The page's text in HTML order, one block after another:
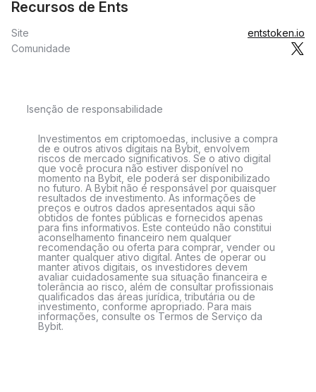
Recursos de Ents
Site
entstoken.io
Comunidade
Isenção de responsabilidade
Investimentos em criptomoedas, inclusive a compra
de e outros ativos digitais na Bybit, envolvem
riscos de mercado significativos. Se o ativo digital
que você procura não estiver disponível no
momento na Bybit, ele poderá ser disponibilizado
no futuro. A Bybit não é responsável por quaisquer
resultados de investimento. As informações de
preços e outros dados apresentados aqui são
obtidos de fontes públicas e fornecidos apenas
para fins informativos. Este conteúdo não constitui
aconselhamento financeiro nem qualquer
recomendação ou oferta para comprar, vender ou
manter qualquer ativo digital. Antes de operar ou
manter ativos digitais, os investidores devem
avaliar cuidadosamente sua situação financeira e
tolerância ao risco, além de consultar profissionais
qualificados das áreas jurídica, tributária ou de
investimento, conforme apropriado. Para mais
informações, consulte os Termos de Serviço da
Bybit.